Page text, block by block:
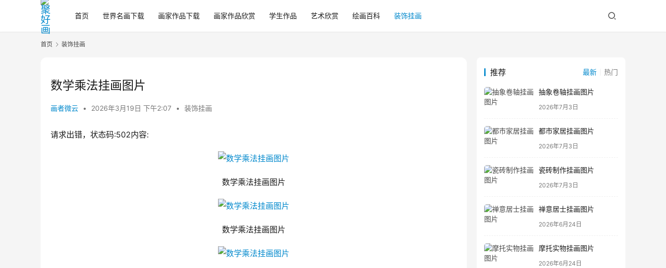
首页 世界名画下载 画家作品下载 画家作品欣赏 学生作品 艺术欣赏 绘画百科 装饰挂画
首页 装饰挂画
数学乘法挂画图片
画者微云 • 2026年3月19日 下午2:07 • 装饰挂画
请求出错，状态码:502内容:
数学乘法挂画图片
数学乘法挂画图片
推荐 最新 热门
抽象卷轴挂画图片
2026年7月3日
都市家居挂画图片
2026年7月3日
瓷砖制作挂画图片
2026年7月3日
禅意居士挂画图片
2026年6月24日
摩托实物挂画图片
2026年6月24日